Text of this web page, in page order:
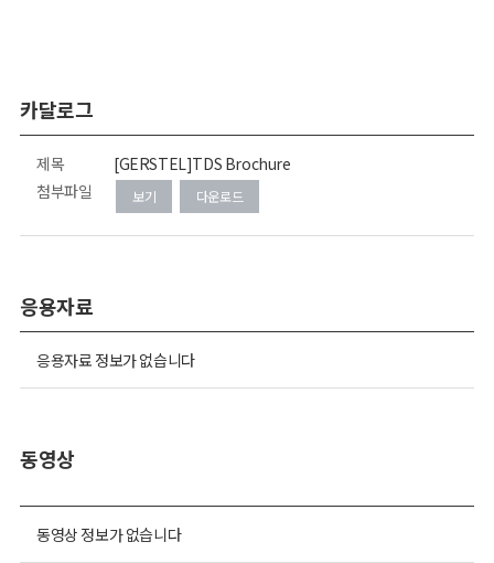
카달로그
제목
[GERSTEL]TDS Brochure
첨부파일
보기 다운로드
응용자료
응용자료 정보가 없습니다
동영상
동영상 정보가 없습니다